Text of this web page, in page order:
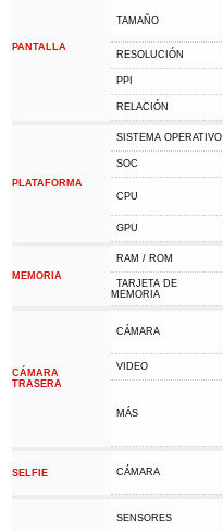
PANTALLA
TAMAÑO
RESOLUCIÓN
PPI
RELACIÓN
PLATAFORMA
SISTEMA OPERATIVO
SOC
CPU
GPU
MEMORIA
RAM / ROM
TARJETA DE
MEMORIA
CÁMARA
TRASERA
CÁMARA
VIDEO
MÁS
SELFIE CÁMARA
SENSORES